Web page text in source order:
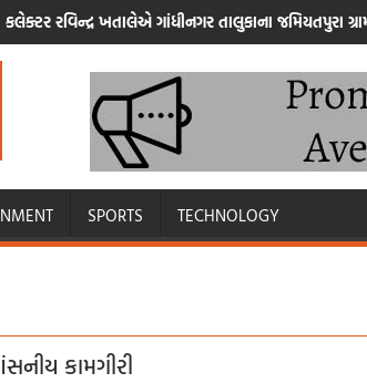
કલેક્ટર રવિન્દ્ર ખતાલેએ ગાંધીનગર તાલુકાના જમિયતપુરા
SPORTS TECHNOLOGY
કામગીરી